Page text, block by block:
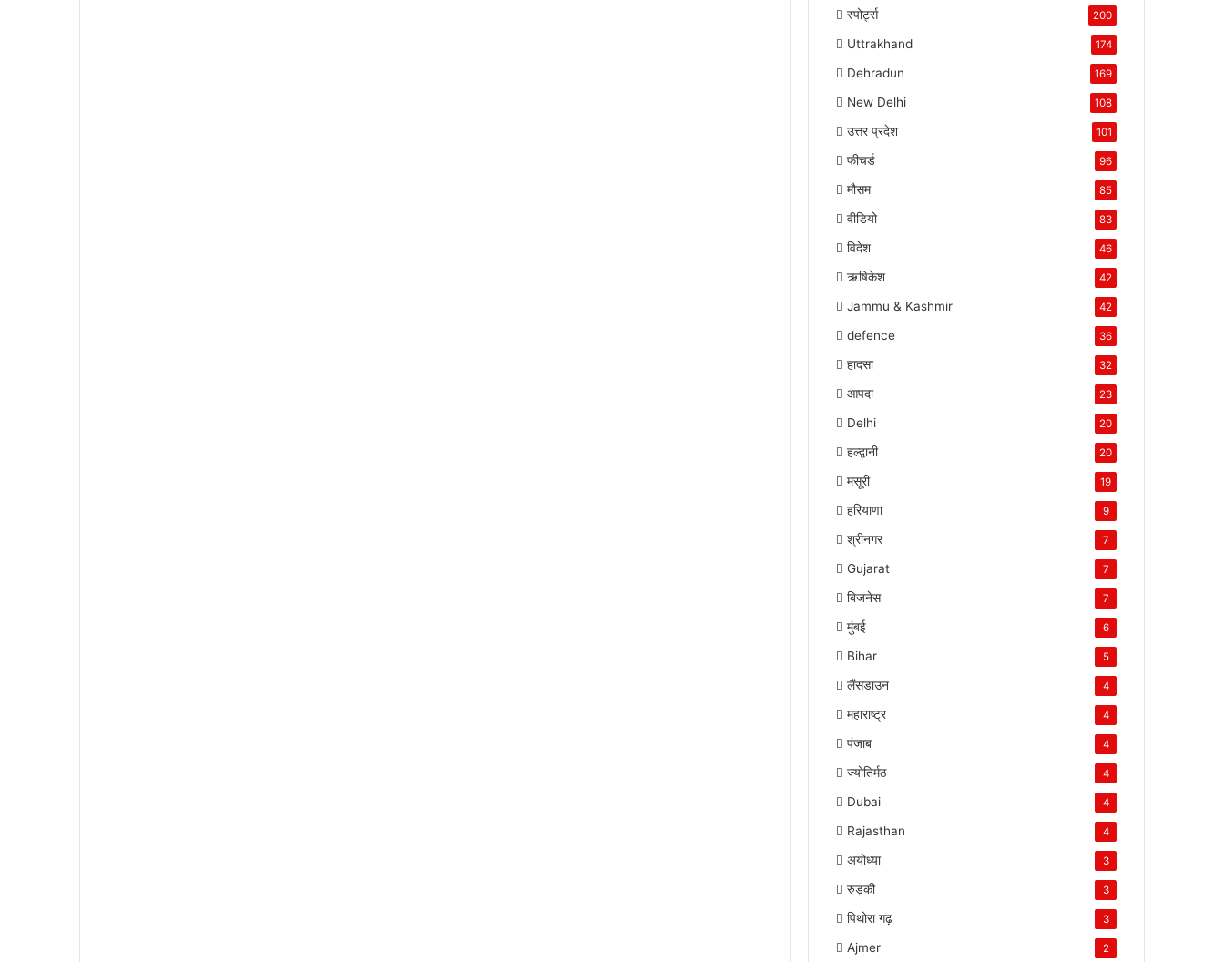
स्पोर्ट्स 200
Uttrakhand 174
Dehradun 169
New Delhi 108
उत्तर प्रदेश 101
फीचर्ड 96
मौसम 85
वीडियो 83
विदेश 46
ऋषिकेश 42
Jammu & Kashmir 42
defence 36
हादसा 32
आपदा 23
Delhi 20
हल्द्वानी 20
मसूरी 19
हरियाणा 9
श्रीनगर 7
Gujarat 7
बिजनेस 7
मुंबई 6
Bihar 5
लैंसडाउन 4
महाराष्ट्र 4
पंजाब 4
ज्योतिर्मठ 4
Dubai 4
Rajasthan 4
अयोध्या 3
रुड़की 3
पिथोरा गढ़ 3
Ajmer 2